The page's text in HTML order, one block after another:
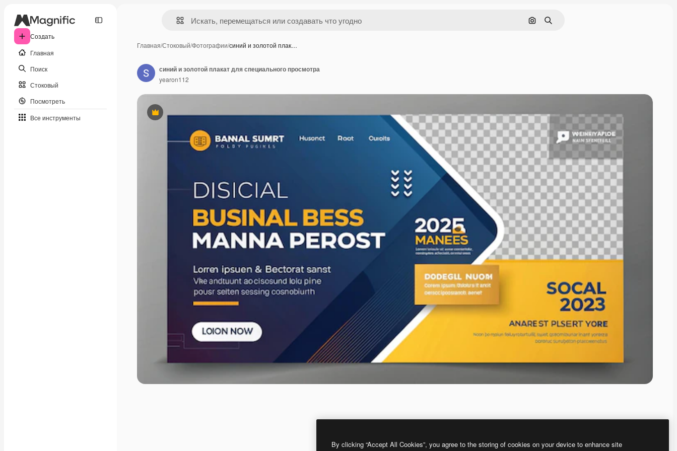
Создать
Главная
Поиск
Стоковый
Посмотреть
Все инструменты
Поиск по изображению
Поиск
Главная/Стоковый/Фотографии/синий и золотой плак…
Премиум
синий и золотой плакат для специального просмотра
yearon112
By clicking “Accept All Cookies”, you agree to the storing of cookies on your device to enhance site